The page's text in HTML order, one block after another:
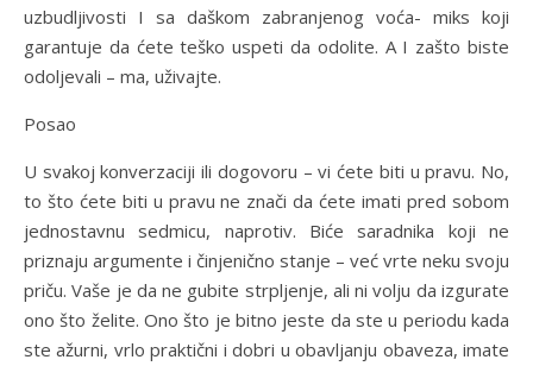
uzbudljivosti I sa daškom zabranjenog voća- miks koji
garantuje da ćete teško uspeti da odolite. A I zašto biste
odoljevali – ma, uživajte.
Posao
U svakoj konverzaciji ili dogovoru – vi ćete biti u pravu. No,
to što ćete biti u pravu ne znači da ćete imati pred sobom
jednostavnu sedmicu, naprotiv. Biće saradnika koji ne
priznaju argumente i činjenično stanje – već vrte neku svoju
priču. Vaše je da ne gubite strpljenje, ali ni volju da izgurate
ono što želite. Ono što je bitno jeste da ste u periodu kada
ste ažurni, vrlo praktični i dobri u obavljanju obaveza, imate